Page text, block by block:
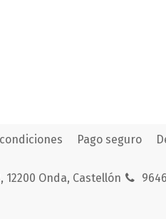
Pago seguro
Onda, Castellón